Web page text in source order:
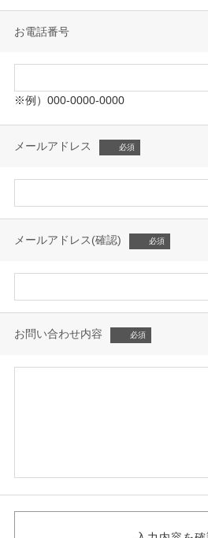
お電話番号
※例）000-0000-0000
メールアドレス
メールアドレス(確認)
お問い合わせ内容